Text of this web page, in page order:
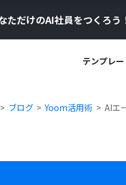
だけのAI社員をつくろう
テンプレー
ブログ Yoom活用術 AIエ